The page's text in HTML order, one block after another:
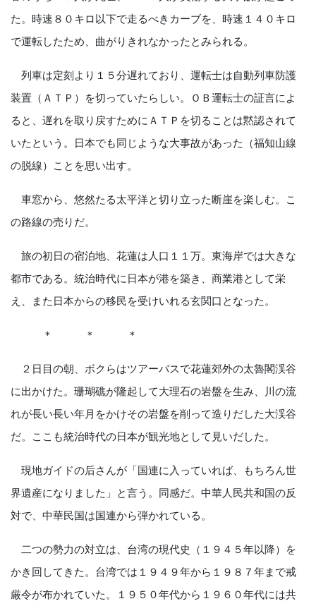
た。時速８０キロ以下で走るべきカーブを、時速１４０キロ
で運転したため、曲がりきれなかったとみられる。
列車は定刻より１５分遅れており、運転士は自動列車防護
装置（ＡＴＰ）を切っていたらしい。ＯＢ運転士の証言によ
ると、遅れを取り戻すためにＡＴＰを切ることは黙認されて
いたという。日本でも同じような大事故があった（福知山線
の脱線）ことを思い出す。
車窓から、悠然たる太平洋と切り立った断崖を楽しむ。こ
の路線の売りだ。
旅の初日の宿泊地、花蓮は人口１１万。東海岸では大きな
都市である。統治時代に日本が港を築き、商業港として栄
え、また日本からの移民を受けいれる玄関口となった。
＊ ＊ ＊
２日目の朝、ボクらはツアーバスで花蓮郊外の太魯閣渓谷
に出かけた。珊瑚礁が隆起して大理石の岩盤を生み、川の流
れが長い長い年月をかけその岩盤を削って造りだした大渓谷
だ。ここも統治時代の日本が観光地として見いだした。
現地ガイドの后さんが「国連に入っていれば、もちろん世
界遺産になりました」と言う。同感だ。中華人民共和国の反
対で、中華民国は国連から弾かれている。
二つの勢力の対立は、台湾の現代史（１９４５年以降）を
かき回してきた。台湾では１９４９年から１９８７年まで戒
厳令が布かれていた。１９５０年代から１９６０年代には共